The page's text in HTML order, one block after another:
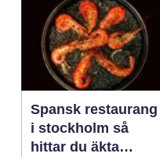
Spansk restaurang
i stockholm så
hittar du äkta